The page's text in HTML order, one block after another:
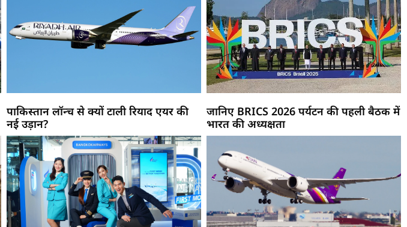
पाकिस्तान लॉन्च से क्यों टाली रियाद एयर की
नई उड़ान?
जानिए BRICS 2026 पर्यटन की पहली बैठक में
भारत की अध्यक्षता